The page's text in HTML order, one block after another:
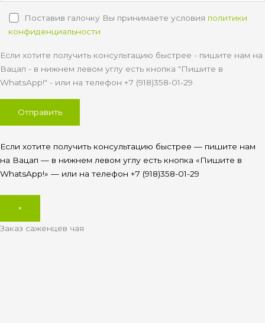
Поставив галочку Вы принимаете условия политики
конфиденциальности
Если хотите получить консультацию быстрее - пишите нам на
Вацап - в нижнем левом углу есть кнопка "Пишите в
WhatsApp!" - или на телефон +7 (918)358-01-29
Если хотите получить консультацию быстрее — пишите нам
на Вацап — в нижнем левом углу есть кнопка «Пишите в
WhatsApp!» — или на телефон +7 (918)358-01-29
×
Заказ саженцев чая